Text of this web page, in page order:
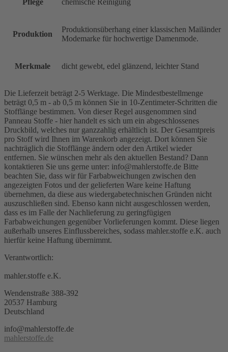
Produktion
Produktionsüberhang einer klassischen Mailänder
Modemarke für hochwertige Damenmode.
Merkmale dicht gewebt, edel glänzend, leichter Stand
Die Lieferzeit beträgt 2-5 Werktage. Die Mindestbestellmenge
beträgt 0,5 m - ab 0,5 m können Sie in 10-Zentimeter-Schritten die
Stofflänge bestimmen. Von dieser Regel ausgenommen sind
Panneau Stoffe - hier handelt es sich um ein abgeschlossenes
Druckbild, welches nur ganzzahlig erhältlich ist. Der Gesamtpreis
pro Stoff wird Ihnen im Warenkorb angezeigt. Dort können Sie
nachträglich die Stofflänge ändern oder den Artikel wieder
entfernen. Sie wünschen mehr als den aktuellen Bestand? Dann
kontaktieren Sie uns gerne unter: info@mahlerstoffe.de Bitte
beachten Sie, dass wir für Farbabweichungen zwischen den
angezeigten Fotos und der gelieferten Ware keine Haftung
übernehmen, da diese aus wiedergabetechnischen Gründen nicht
auszuschließen sind. Ebenso kann nicht ausgeschlossen werden,
dass es im Falle der Nachlieferung zu geringfügigen
Farbabweichungen gegenüber Vorlieferungen kommt. Diese liegen
außerhalb unseres Einflussbereiches, sodass mahler.stoffe e.K. auch
hierfür keine Haftung übernimmt.
Verantwortlich:
mahler.stoffe e.K.
Wendenstraße 388-392
20537 Hamburg
Deutschland
info@mahlerstoffe.de
mahlerstoffe.de